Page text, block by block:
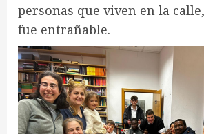
personas que viven en la
fue entrañable.